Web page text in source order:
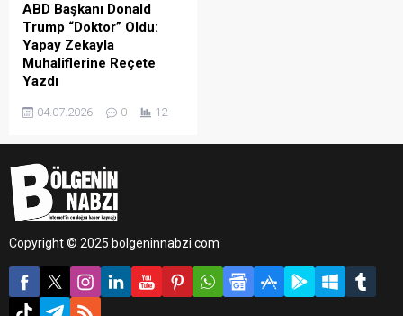
ABD Başkanı Donald
Trump “Doktor” Oldu:
Yapay Zekayla
Muhaliflerine Reçete
Yazdı
ABD'de Demokratlar ve
Cumhuriyetçiler arasındaki
Başkanı Donald Trump,
sosyal medyada sıra dışı bir
paylaşıma imza attı.
04.07.2026 0 12
Copyright © 2025 bolgeninnabzi.com